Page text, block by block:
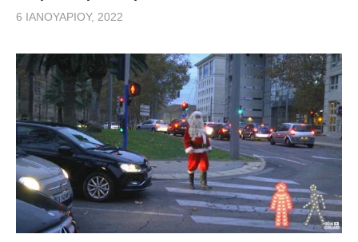
6 ΙΑΝΟΥΑΡΊΟΥ, 2022